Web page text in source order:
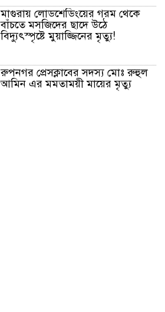
মাগুরায় লোডশেডিংয়ের গরম থেকে
বাঁচতে মসজিদের ছাদে উঠে
বিদ্যুৎস্পৃষ্টে মুয়াজ্জিনের মৃত্যু!
রুপনগর প্রেসক্লাবের সদস্য মোঃ রুহুল
আমিন এর মমতাময়ী মায়ের মৃত্যু